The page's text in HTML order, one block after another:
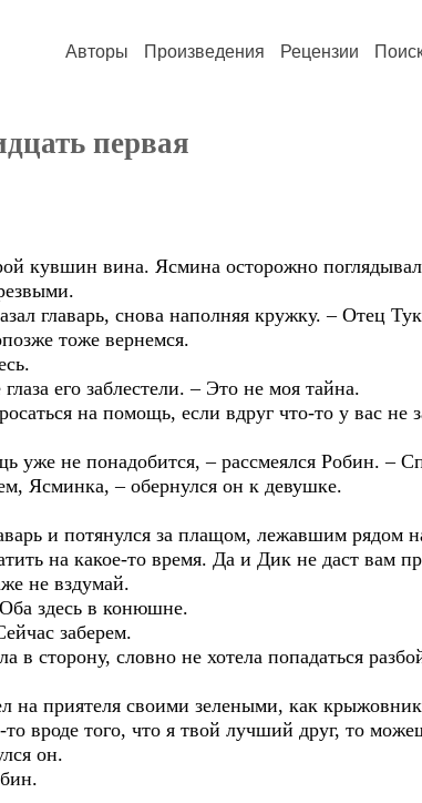
Авторы Произведения Рецензии
первая
кувшин вина. Ясмина осторожно
главарь, снова наполняя кружку. – Отец
тоже вернемся.
его заблестели. – Это не моя тайна.
на помощь, если вдруг что-то у вас не
уже не понадобится, – рассмеялся Робин. –
Ясминка, – обернулся он к девушке.
и потянулся за плащом, лежавшим рядом
на какое-то время. Да и Дик не даст вам
не вздумай.
здесь в конюшне.
заберем.
в сторону, словно не хотела попадаться
на приятеля своими зелеными, как
вроде того, что я твой лучший друг, то
он.